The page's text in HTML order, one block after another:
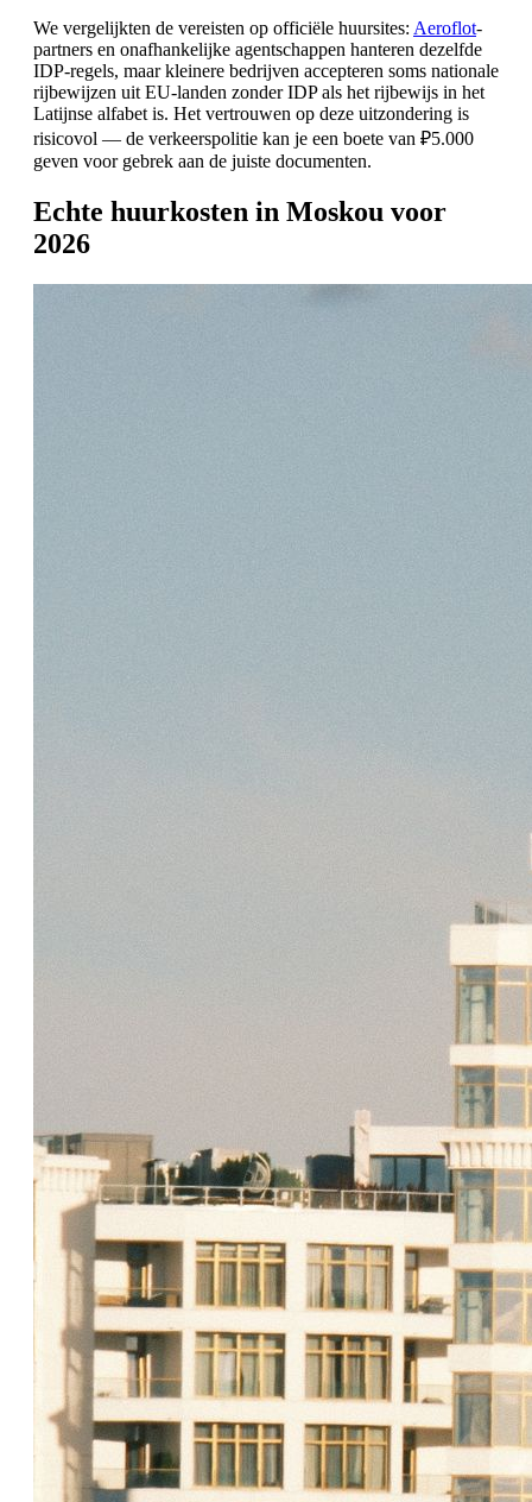
We vergelijkten de vereisten op officiële huursites: Aeroflot-
partners en onafhankelijke agentschappen hanteren dezelfde
IDP-regels, maar kleinere bedrijven accepteren soms nationale
rijbewijzen uit EU-landen zonder IDP als het rijbewijs in het
Latijnse alfabet is. Het vertrouwen op deze uitzondering is
risicovol — de verkeerspolitie kan je een boete van ₽5.000
geven voor gebrek aan de juiste documenten.
Echte huurkosten in Moskou voor
2026